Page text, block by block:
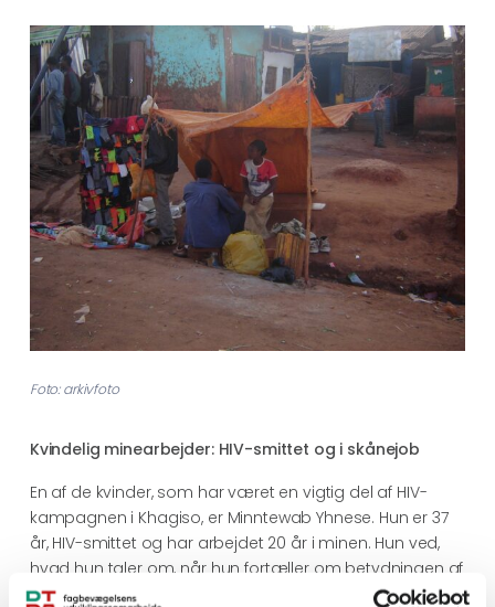
Foto: arkivfoto
Kvindelig minearbejder: HIV-smittet og i skånejob
En af de kvinder, som har været en vigtig del af HIV-
kampagnen i Khagiso, er Minntewab Yhnese. Hun er 37
år, HIV-smittet og har arbejdet 20 år i minen. Hun ved,
hvad hun taler om, når hun fortæller om betydningen af
HIV-kampagnen – både for byen og ikke mindst for